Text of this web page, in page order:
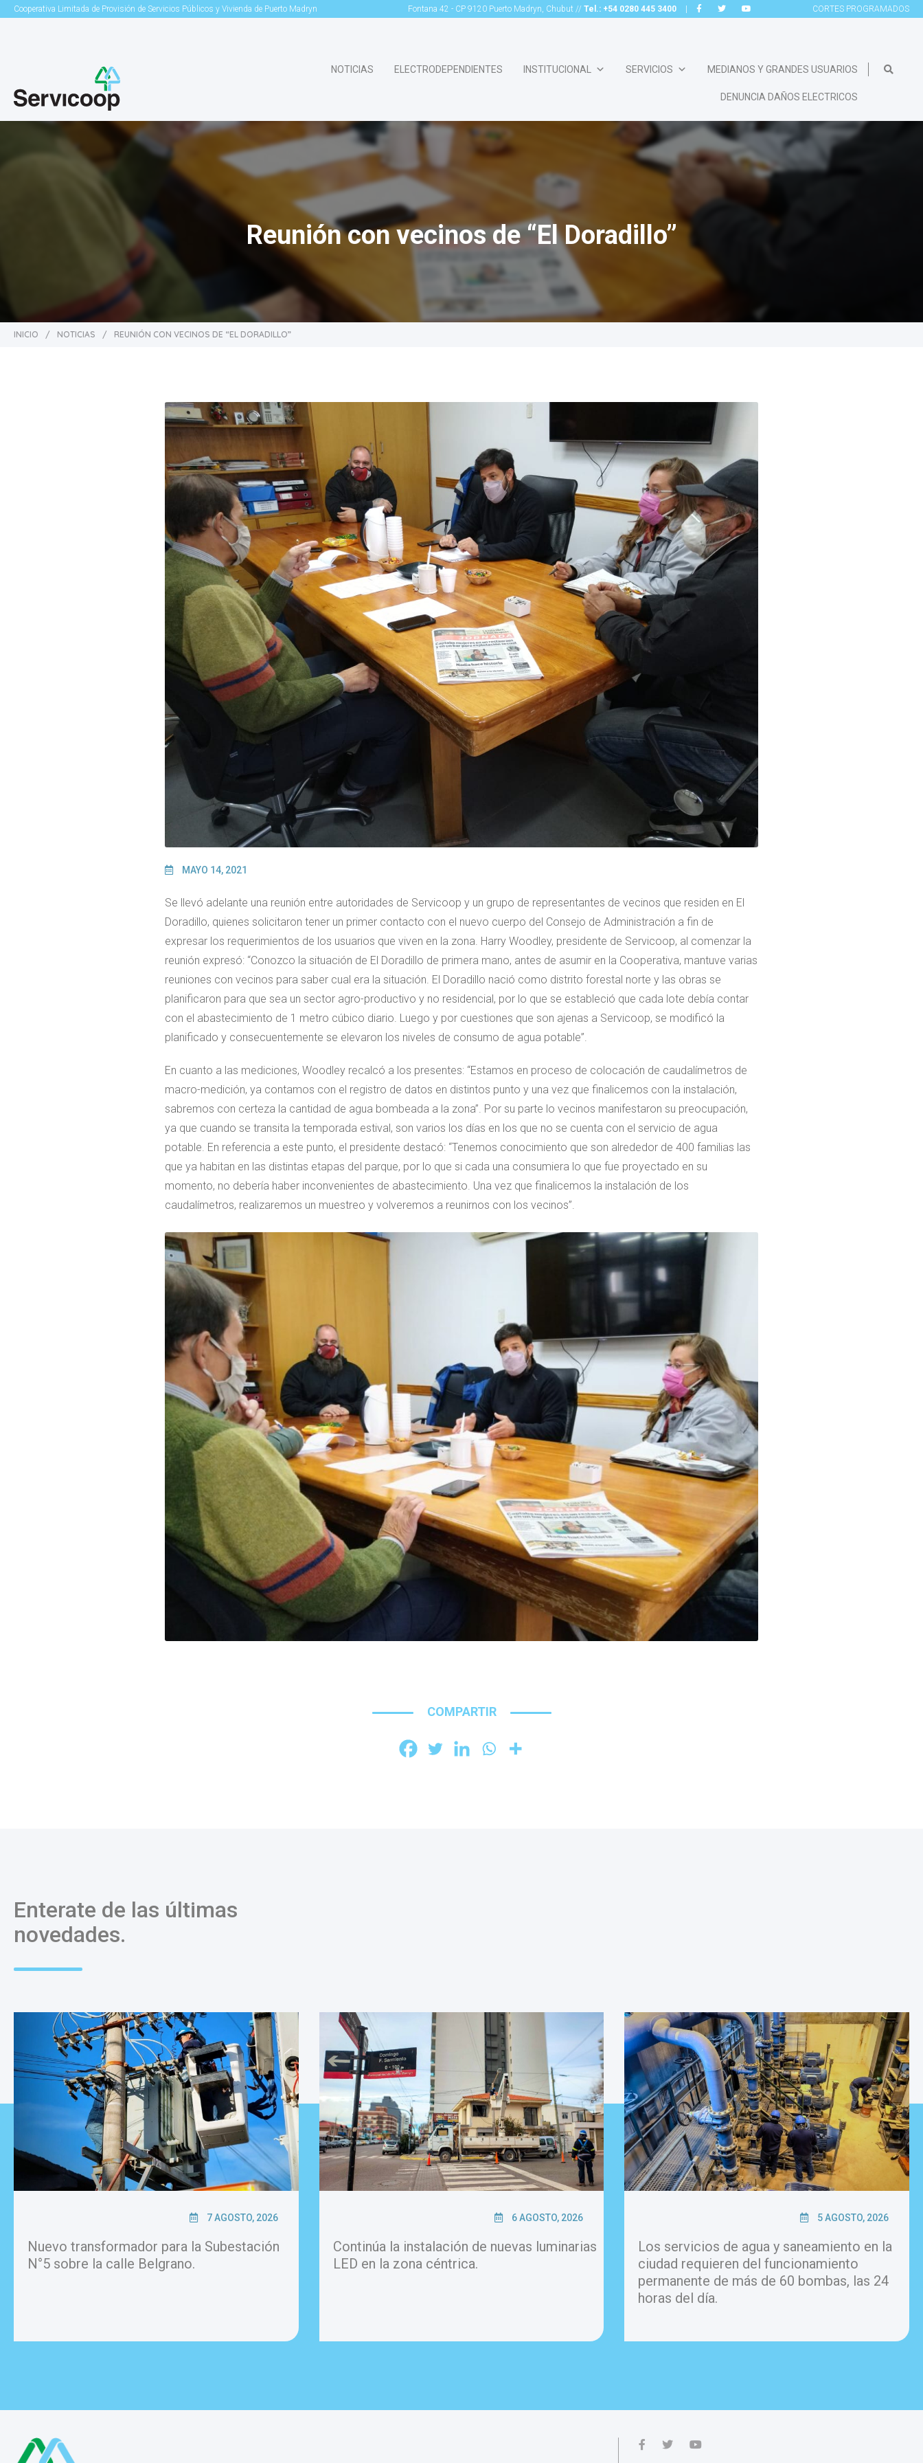
Cooperativa Limitada de Provisión de Servicios Públicos y Vivienda de Puerto Madryn Fontana 42 - CP 9120 Puerto Madryn, Chubut // Tel.: +54 0280 445 3400 CORTES PROGRAMADOS
NOTICIAS ELECTRODEPENDIENTES INSTITUCIONAL SERVICIOS MEDIANOS Y GRANDES USUARIOS
DENUNCIA DAÑOS ELECTRICOS
Reunión con vecinos de “El Doradillo”
INICIO / NOTICIAS / REUNIÓN CON VECINOS DE “EL DORADILLO”
MAYO 14, 2021
Se llevó adelante una reunión entre autoridades de Servicoop y un grupo de representantes de vecinos que residen en El
Doradillo, quienes solicitaron tener un primer contacto con el nuevo cuerpo del Consejo de Administración a fin de
expresar los requerimientos de los usuarios que viven en la zona. Harry Woodley, presidente de Servicoop, al comenzar la
reunión expresó: “Conozco la situación de El Doradillo de primera mano, antes de asumir en la Cooperativa, mantuve varias
reuniones con vecinos para saber cual era la situación. El Doradillo nació como distrito forestal norte y las obras se
planificaron para que sea un sector agro-productivo y no residencial, por lo que se estableció que cada lote debía contar
con el abastecimiento de 1 metro cúbico diario. Luego y por cuestiones que son ajenas a Servicoop, se modificó la
planificado y consecuentemente se elevaron los niveles de consumo de agua potable”.
En cuanto a las mediciones, Woodley recalcó a los presentes: “Estamos en proceso de colocación de caudalímetros de
macro-medición, ya contamos con el registro de datos en distintos punto y una vez que finalicemos con la instalación,
sabremos con certeza la cantidad de agua bombeada a la zona”. Por su parte lo vecinos manifestaron su preocupación,
ya que cuando se transita la temporada estival, son varios los días en los que no se cuenta con el servicio de agua
potable. En referencia a este punto, el presidente destacó: “Tenemos conocimiento que son alrededor de 400 familias las
que ya habitan en las distintas etapas del parque, por lo que si cada una consumiera lo que fue proyectado en su
momento, no debería haber inconvenientes de abastecimiento. Una vez que finalicemos la instalación de los
caudalímetros, realizaremos un muestreo y volveremos a reunirnos con los vecinos”.
COMPARTIR
Enterate de las últimas
novedades.
7 AGOSTO, 2026
Nuevo transformador para la Subestación
N°5 sobre la calle Belgrano.
6 AGOSTO, 2026
Continúa la instalación de nuevas luminarias
LED en la zona céntrica.
5 AGOSTO, 2026
Los servicios de agua y saneamiento en la
ciudad requieren del funcionamiento
permanente de más de 60 bombas, las 24
horas del día.